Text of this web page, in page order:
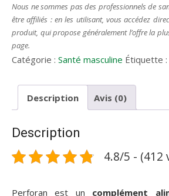
Nous ne sommes pas des professionnels de
être affiliés : en les utilisant, vous accédez
produit, qui propose généralement l’offre la
page.
Catégorie : Santé masculine Étiquette :
Description Avis (0)
Description
4.8/5 - (412
Perforan est un complément